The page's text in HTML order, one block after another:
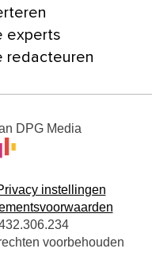
experts
redacteuren
DPG Media
instellingen
voorbehouden